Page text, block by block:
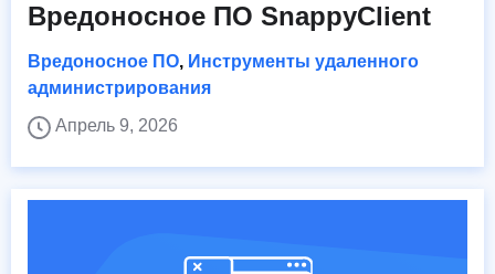
Вредоносное ПО SnappyClient
Вредоносное ПО, Инструменты удаленного
администрирования
Апрель 9, 2026